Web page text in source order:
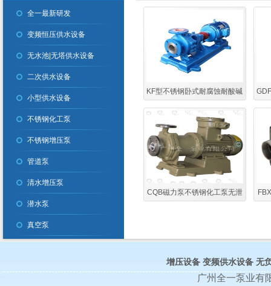
全一最新研发
变频恒压供水设备
无水池|无塔供水设备
二次供水设备
小型供水设备
不锈钢化工泵
不锈钢增压泵
管道泵
清水增压泵
潜水泵
真空泵
KF型不锈钢卧式耐腐蚀耐酸碱
污水泵 污水提升泵
CQB磁力泵不锈钢化工泵无泄
增压设备 变频供水设备 无
广州全一泵业有